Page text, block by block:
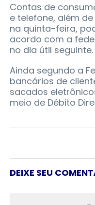
Contas de
e telefone, além
na quinta-feira,
acordo com a
no dia útil seguinte.
Ainda segundo a
bancários de
sacados
meio de Débito
DEIXE SEU